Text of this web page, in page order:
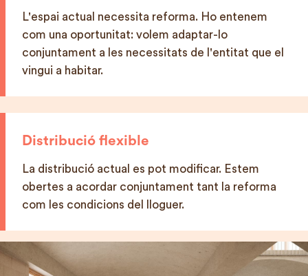
L'espai actual necessita reforma. Ho entenem
com una oportunitat: volem adaptar-lo
conjuntament a les necessitats de l'entitat que el
vingui a habitar.
Distribució flexible
La distribució actual es pot modificar. Estem
obertes a acordar conjuntament tant la reforma
com les condicions del lloguer.